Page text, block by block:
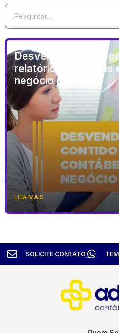
Desvende o poder
relatórios contábeis
negócio da crise!
LEIA MAIS
SOLICITE CONTATO